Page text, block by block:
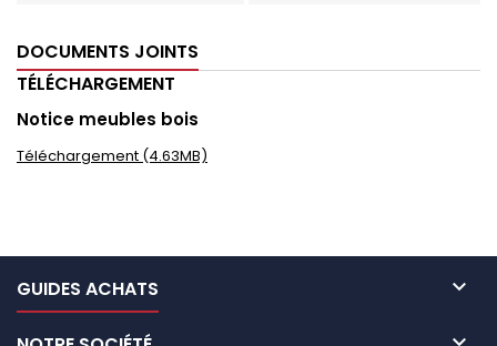
DOCUMENTS JOINTS
TÉLÉCHARGEMENT
Notice meubles bois
Téléchargement (4.63MB)
GUIDES ACHATS 